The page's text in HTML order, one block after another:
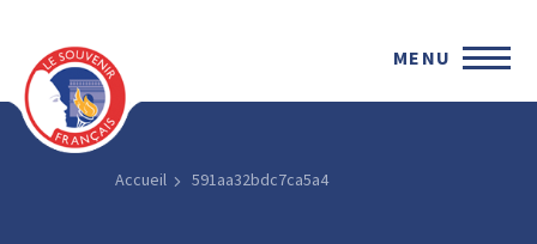
MENU
Accueil 591aa32bdc7ca5a4